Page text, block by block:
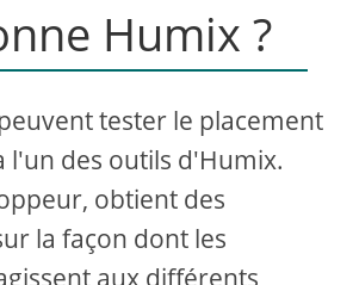
Humix ?
tester le placement
l'un des outils d'Humix.
obtient des
la façon dont les
aux différents